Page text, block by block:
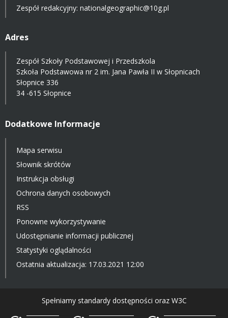
Zespół redakcyjny: nationalgeographic@10g.pl
Adres
Zespół Szkoły Podstawowej i Przedszkola
Szkoła Podstawowa nr 2 im. Jana Pawła II w Słopnicach
Słopnice 336
34 -615 Słopnice
Dodatkowe Informacje
Mapa serwisu
Słownik skrótów
Instrukcja obsługi
Ochrona danych osobowych
RSS
Ponowne wykorzystywanie
Udostępnianie informacji publicznej
Statystyki oglądalności
Ostatnia aktualizacja: 17.03.2021 12:00
Spełniamy standardy dostępności oraz W3C